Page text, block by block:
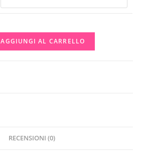
AGGIUNGI AL CARRELLO
RECENSIONI (0)